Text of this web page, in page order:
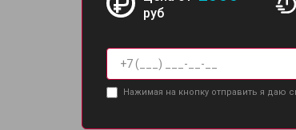
руб
Нажимая на кнопку отправить я даю